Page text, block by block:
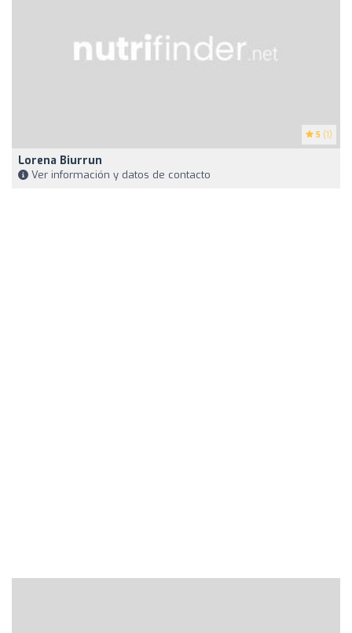
5 (1)
Lorena Biurrun
Ver información y datos de contacto